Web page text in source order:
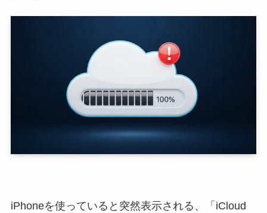
iPhoneを使っていると突然表示される、「iCloud